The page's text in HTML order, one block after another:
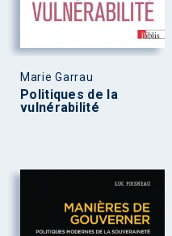
Marie Garrau
Politiques de la
vulnérabilité